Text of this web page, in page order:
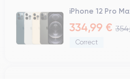
iPhone 12 Pro
334,99 €
Correct